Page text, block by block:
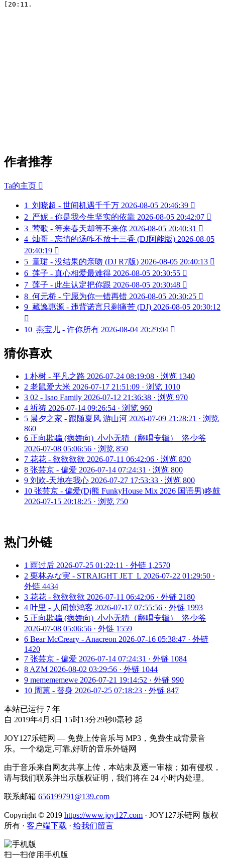
[20:11.
作者推荐
Ta的主页 
1 刘晓超 - 世间机遇千千万 2026-08-05 20:46:39 
2 严妮 - 你是我今生坚实的依靠 2026-08-05 20:42:07 
3 莺歌 - 等来春天却等不来你 2026-08-05 20:40:31 
4 灿哥 - 忘情的汤咋不放十三香 (DJ阿能版) 2026-08-05
20:40:19 
5 童珺 - 没结果的亲吻 (DJ R7版) 2026-08-05 20:40:13 
6 莲子 - 真心相爱最难得 2026-08-05 20:30:55 
7 莲子 - 此生认定把你跟 2026-08-05 20:30:48 
8 何元桥 - 宁愿为你一错再错 2026-08-05 20:30:25 
9 藏逸惠源 - 违背诺言只剩痛苦 (DJ) 2026-08-05 20:30:12

10 燕宝儿 - 许你所有 2026-08-04 20:29:04 
猜你喜欢
1 朴树 - 平凡之路 2026-07-24 08:19:08 · 浏览 1340
2 老鼠爱大米 2026-07-17 21:51:09 · 浏览 1010
3 02 - Isao Family 2026-07-12 21:36:38 · 浏览 970
4 祈祷 2026-07-14 09:26:54 · 浏览 960
5 晨夕之家 - 跟随夏风 游山河 2026-07-09 21:28:21 · 浏览
860
6 正向欺骗 (病娇向)_小小无猜（翻唱专辑）_洛少爷
2026-07-08 05:06:56 · 浏览 850
7 花花 - 欲欲欲欲 2026-07-11 06:42:06 · 浏览 820
8 张芸京 - 偏爱 2026-07-14 07:24:31 · 浏览 800
9 刘欢-天地在我心 2026-07-27 17:53:33 · 浏览 800
10 张芸京 - 偏爱(Dj熊 FunkyHouse Mix 2026 国语男)咚鼓
2026-07-15 20:18:25 · 浏览 750
热门外链
1 雨过后 2026-07-25 01:22:11 · 外链 1,2570
2 栗林みな実 - STRAIGHT JET_L 2026-07-22 01:29:50 ·
外链 4434
3 花花 - 欲欲欲欲 2026-07-11 06:42:06 · 外链 2180
4 叶里 - 人间惊鸿客 2026-07-17 07:55:56 · 外链 1993
5 正向欺骗 (病娇向)_小小无猜（翻唱专辑）_洛少爷
2026-07-08 05:06:56 · 外链 1559
6 Bear McCreary - Anacreon 2026-07-16 05:38:47 · 外链
1420
7 张芸京 - 偏爱 2026-07-14 07:24:31 · 外链 1084
8 AZM 2026-08-02 03:29:56 · 外链 1044
9 memememewe 2026-07-21 19:14:52 · 外链 990
10 周蕙 - 替身 2026-07-25 07:18:23 · 外链 847
本站已运行 7 年
自 2019年4月3日 15时13分29秒0毫秒 起
JOY127乐链网 — 免费上传音乐与 MP3，免费生成背景音
乐。一个稳定,可靠,好听的音乐外链网
由于音乐来自网友共享上传，本站未及逐一审核；如有侵权，
请与我们联系并出示版权证明，我们将在 24 小时内处理。
联系邮箱 656199791@139.com
Copyright © 2019 https://www.joy127.com · JOY127乐链网 版权
所有 · 客户端下载 · 给我们留言
扫一扫使用手机版